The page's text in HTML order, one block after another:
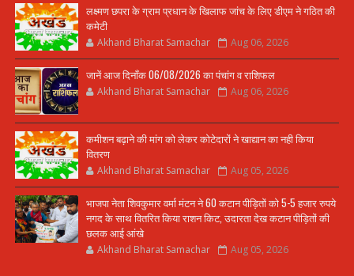
लक्ष्मण छपरा के ग्राम प्रधान के खिलाफ जांच के लिए डीएम ने गठित की
कमेटी
Akhand Bharat Samachar Aug 06, 2026
जानें आज दिनाँक 06/08/2026 का पंचांग व राशिफल
Akhand Bharat Samachar Aug 06, 2026
कमीशन बढ़ाने की मांग को लेकर कोटेदारों ने खाद्यान का नही किया
वितरण
Akhand Bharat Samachar Aug 05, 2026
भाजपा नेता शिवकुमार वर्मा मंटन ने 60 कटान पीड़ितों को 5-5 हजार रुपये
नगद के साथ वितरित किया राशन किट, उदारता देख कटान पीड़ितों की
छलक आई आंखे
Akhand Bharat Samachar Aug 05, 2026